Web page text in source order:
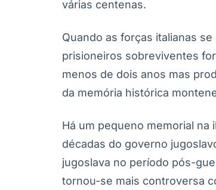
várias centenas.
Quando as forças italianas
prisioneiros sobreviventes
menos de dois anos mas
da memória histórica
Há um pequeno memorial
décadas do governo
jugoslava no período pós-
tornou-se mais controversa